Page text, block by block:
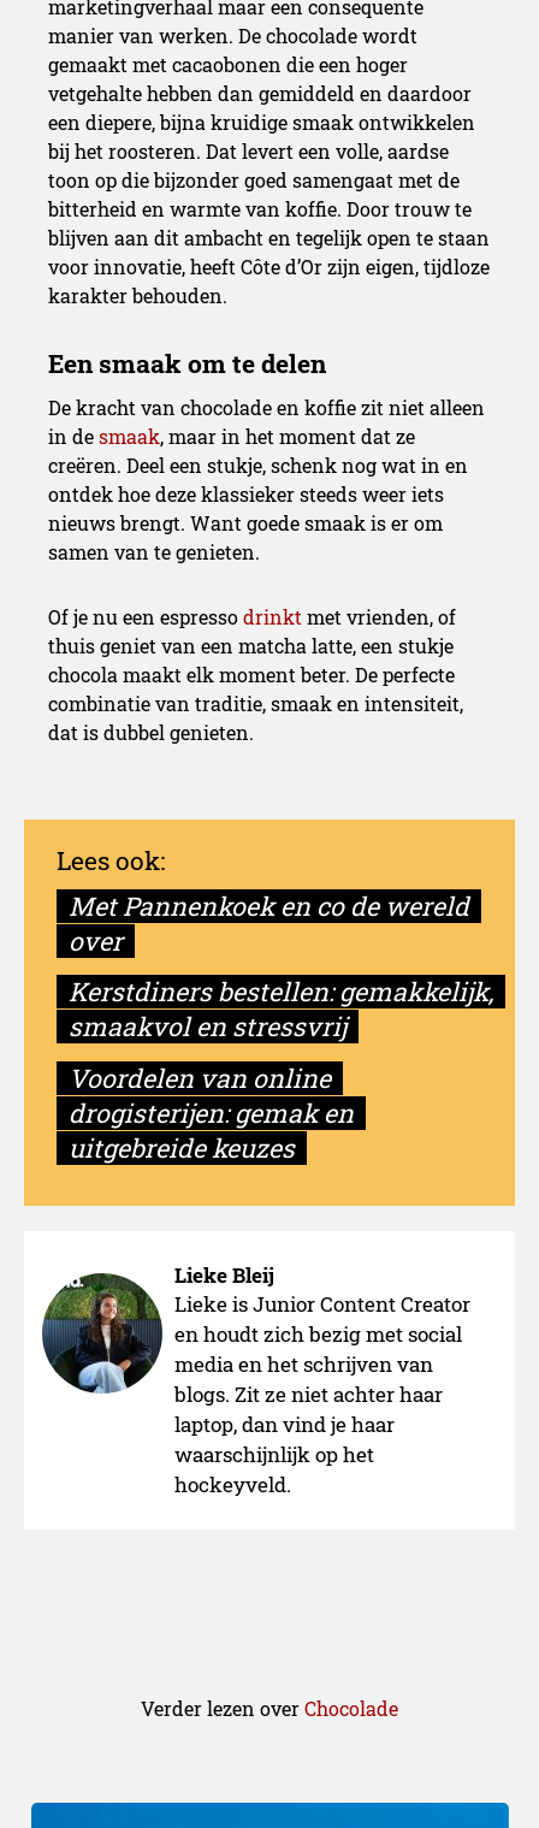
De perfecte combinaties
marketingverhaal maar een consequente
manier van werken. De chocolade wordt
gemaakt met cacaobonen die een hoger
vetgehalte hebben dan gemiddeld en daardoor
een diepere, bijna kruidige smaak ontwikkelen
bij het roosteren. Dat levert een volle, aardse
toon op die bijzonder goed samengaat met de
bitterheid en warmte van koffie. Door trouw te
blijven aan dit ambacht en tegelijk open te staan
voor innovatie, heeft Côte d’Or zijn eigen, tijdloze
karakter behouden.
De kracht van chocolade en koffie zit niet alleen
in desmaak, maar in het moment dat ze
creëren. Deel een stukje, schenk nog wat in en
ontdek hoe deze klassieker steeds weer iets
nieuws brengt. Want goede smaak is er om
samen van te genieten.
Of je nu een espressodrinkt met vrienden, of
thuis geniet van een matcha latte, een stukje
chocola maakt elk moment beter. De perfecte
combinatie van traditie, smaak en intensiteit,
dat is dubbel genieten.
Met Pannenkoek en co de wereld
over
Kerstdiners bestellen: gemakkelijk,
smaakvol en stressvrij
Voordelen van online
drogisterijen: gemak en
uitgebreide keuzes
Lieke Bleij
Lieke is Junior Content Creator
en houdt zich bezig met social
media en het schrijven van
blogs. Zit ze niet achter haar
laptop, dan vind je haar
waarschijnlijk op het
hockeyveld.
Verder lezen overChocolade